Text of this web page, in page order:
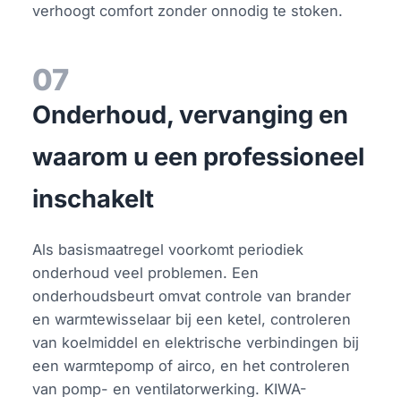
verhoogt comfort zonder onnodig te stoken.
07
Onderhoud, vervanging en
waarom u een professioneel
inschakelt
Als basismaatregel voorkomt periodiek
onderhoud veel problemen. Een
onderhoudsbeurt omvat controle van brander
en warmtewisselaar bij een ketel, controleren
van koelmiddel en elektrische verbindingen bij
een warmtepomp of airco, en het controleren
van pomp- en ventilatorwerking. KIWA-